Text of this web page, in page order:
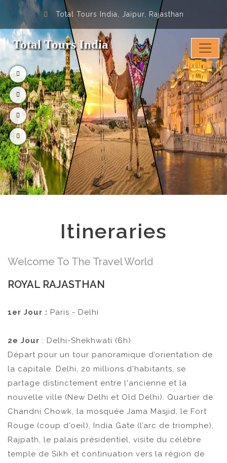
Total Tours India, Jaipur, Rajasthan
Total Tours India
Itineraries
Welcome To The Travel World
ROYAL RAJASTHAN
1er Jour : Paris - Delhi
2e Jour : Delhi-Shekhwati (6h)
Départ pour un tour panoramique d’orientation de
la capitale. Delhi, 20 millions d'habitants, se
partage distinctement entre l'ancienne et la
nouvelle ville (New Delhi et Old Delhi). Quartier de
Chandni Chowk, la mosquée Jama Masjid, le Fort
Rouge (coup d'oeil), India Gate (l’arc de triomphe),
Rajpath, le palais présidentiel, visite du célèbre
temple de Sikh et continuation vers la région de